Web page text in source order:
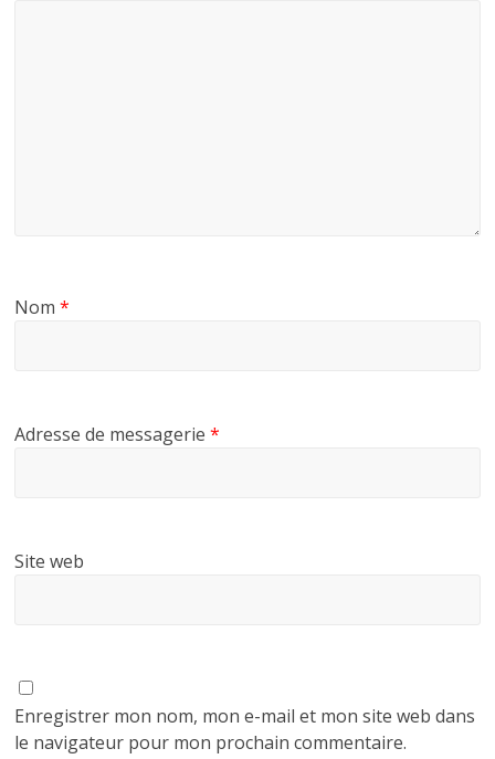
Nom*
Adresse de messagerie*
Site web
Enregistrer mon nom, mon e-mail et mon site web dans
le navigateur pour mon prochain commentaire.